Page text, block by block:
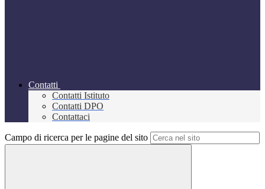
Contatti
Contatti Istituto
Contatti DPO
Contattaci
Campo di ricerca per le pagine del sito